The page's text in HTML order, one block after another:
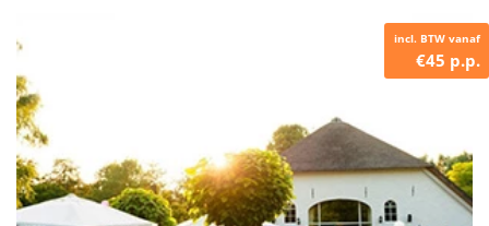
incl. BTW vanaf
€45 p.p.